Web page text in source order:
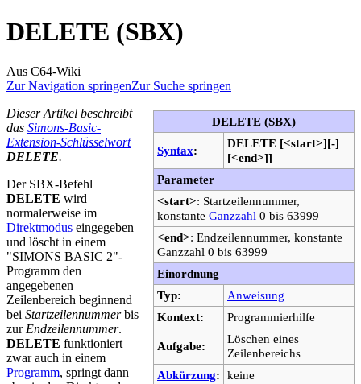
DELETE (SBX)
Aus C64-Wiki
Zur Navigation springenZur Suche springen
DELETE (SBX)
Syntax:
DELETE [<start>][-]
[<end>]]
Parameter
<start>: Startzeilennummer,
konstante Ganzzahl 0 bis 63999
<end>: Endzeilennummer, konstante
Ganzzahl 0 bis 63999
Einordnung
Typ:
Anweisung
Kontext:
Programmierhilfe
Aufgabe:
Löschen eines
Zeilenbereichs
Abkürzung: keine
Dieser Artikel beschreibt
das Simons-Basic-
Extension-Schlüsselwort
DELETE.
Der SBX-Befehl
DELETE wird
normalerweise im
Direktmodus eingegeben
und löscht in einem
"SIMONS BASIC 2"-
Programm den
angegebenen
Zeilenbereich beginnend
bei Startzeilennummerbis
zur Endzeilennummer.
DELETE funktioniert
zwar auch in einem
Programm, springt dann